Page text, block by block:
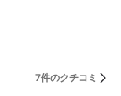
7件のクチコミ